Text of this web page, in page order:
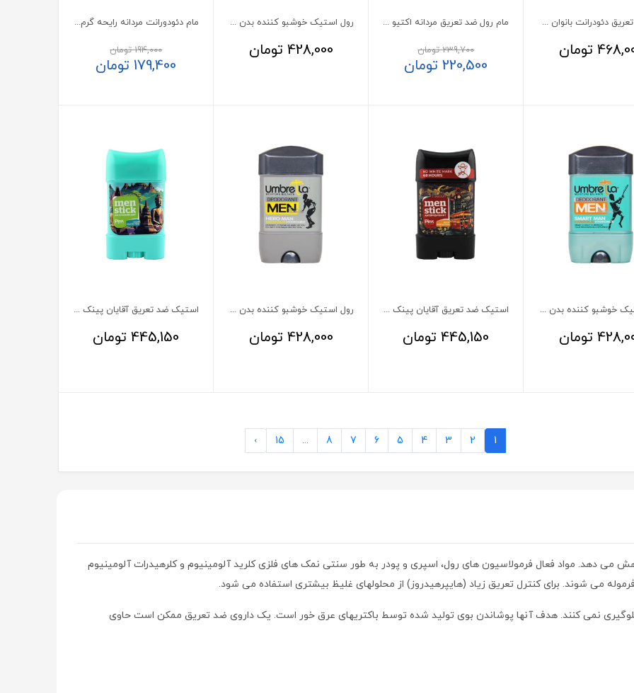
مام ضد تعریق دئودرانت بانوان لامینین
تومان
مام رول ضد تعریق مردانه اکتیو کامفورت بیول
239,700تومان
220,500تومان
رول استیک خوشبو کننده بدن مردانه Total Care آمبرلا 75 میلی لیتر
428,000 تومان
مام دئودورانت مردانه رایحه گرم Flame سینره 50 میلی لیتر
194,000تومان
179,400 تومان
رول استیک خوشبو کننده بدن مردانه Smart Man آمبرلا 75 میلی لیتر
تومان
استیک ضد تعریق آقایان پینک مدل پشن
445,150تومان
رول استیک خوشبو کننده بدن مردانه Hero Man آمبرلا 75 میلی لیتر
428,000 تومان
استیک ضد تعریق آقایان پینک ویژوال مدل هیون
445,150تومان
1
2
3
4
5
6
7
8
...
15
›
دهد. مواد فعال فرمولاسیون های رول، اسپری و پودر به طور سنتی نمک های فلزی کلرید آلومینیوم و کلرهیدرات آلومینیوم
می شوند. برای کنترل تعریق زیاد (هایپرهیدروز) از محلولهای غلیظ بیشتری استفاده می شود.
جلوگیری نمی کنند. هدف آنها پوشاندن بوی تولید شده توسط باکتریهای عرق خور است. یک داروی ضد تعریق ممکن است حاوی